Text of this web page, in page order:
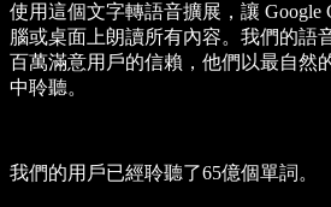
使用這個文字轉語音擴展，讓 Google
腦或桌面上朗讀所有內容。我們的語
百萬滿意用戶的信賴，他們以最自然
中聆聽。
我們的用戶已經聆聽了65億個單詞。